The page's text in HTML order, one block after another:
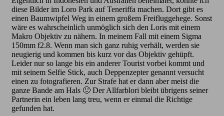
diese Bilder im Loro Park auf Teneriffa machen. Dort gibt es
einen Baumwipfel Weg in einem großem Freifluggehege. Sonst
wäre es wahrscheinlich unmöglich sich den Loris mit einem
Makro Objektiv zu nähern. In meinem Fall mit einem Sigma
150mm f2.8. Wenn man sich ganz ruhig verhält, werden sie
neugierig und kommen bis kurz vor das Objektiv gehüpft.
Leider nur so lange bis ein anderer Tourist vorbei kommt und
mit seinem Selfie Stick, auch Deppenzepter genannt versucht
einen zu fotografieren. Zur Strafe hat er dann aber meist die
ganze Bande am Hals 🙂 Der Allfarblori bleibt übrigens seiner
Partnerin ein leben lang treu, wenn er einmal die Richtige
gefunden hat.